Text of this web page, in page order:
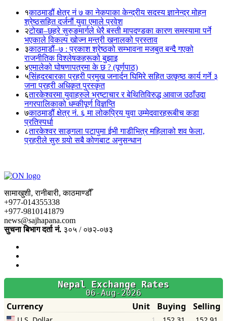
१काठमाडौं क्षेत्र नं ७ का नेकपाका केन्द्रीय सदस्य ज्ञानेन्द्र मोहन
श्रेष्ठसहित दर्जनौं युवा एमाले प्रवेश
२टोखा–छहरे सुरुङमार्गले धेरै बस्ती मापदण्डका कारण समस्यामा पर्ने
भएकाले विकल्प खोज्न मन्त्री खनालको प्रस्ताव
३काठमाडौं–७ : प्रकाश श्रेष्ठको सम्भावना मजबुत बन्दै गएको
राजनीतिक विश्लेषकहरूको बुझाइ
४एमालेको घोषणापत्रमा के छ ? (पूर्णपाठ)
५सिंहदरबारका प्रहरी प्रमुख जनार्दन घिमिरे सहित उत्कृष्ठ कार्य गर्ने ३
जना प्रहरी अधिकृत पुरस्कृत
६तारकेश्वरमा युवाहरुले भ्रष्टाचार र बेथितिविरुद्ध आवाज उठाँउदा
नगरपालिकाको धम्कीपूर्ण विज्ञप्ति
७काठमाडौं क्षेत्र नं. ६ मा लोकप्रिय युवा उम्मेदवारहरूबीच कडा
प्रतिस्पर्धा
८तारकेश्वर साङ्गला पटापुमा ईभी गाडीभित्र महिलाको शव फेला,
प्रहरीले सुरु गर्‍यो सबै कोणबाट अनुसन्धान
सामाखुशी, रानीबारी, काठमाण्डौँ
+977-014355338
+977-9810141879
news@sajhapana.com
सुचना बिभाग दर्ता नं. ३०५ / ०७२-०७३